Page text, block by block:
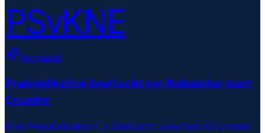
PSvKNE
Verwandt
Preisindikation Seefracht von Kolumbien nach
Ecuador
Eine Preisindikation für Seefracht zwischen Kolumbien